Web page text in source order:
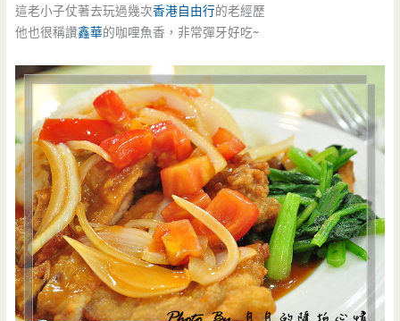
這老小子仗著去玩過幾次香港自由行的老經歷
他也很稱讚鑫華的咖哩魚香，非常彈牙好吃~